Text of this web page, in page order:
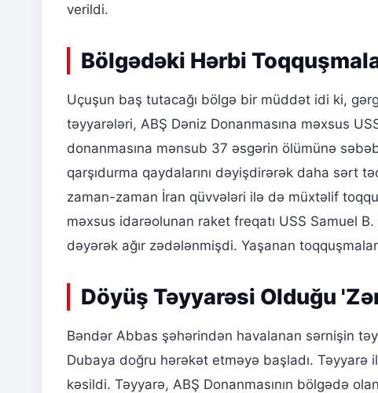
verildi.
Bölgədəki Hərbi
Uçuşun baş tutacağı bölgə bir müddət idi ki,
təyyarələri, ABŞ Dəniz Donanmasına məxsus
donanmasına mənsub 37 əsgərin ölümünə
qarşıdurma qaydalarını dəyişdirərək daha sərt
zaman-zaman İran qüvvələri ilə də müxtəlif
məxsus idarəolunan raket freqatı USS Samuel
dəyərək ağır zədələnmişdi. Yaşanan
Döyüş Təyyarəsi Olduğu
Bəndər Abbas şəhərindən havalanan sərnişin
Dubaya doğru hərəkət etməyə başladı. Təyyarə
kəsildi. Təyyarə, ABŞ Donanmasının bölgədə